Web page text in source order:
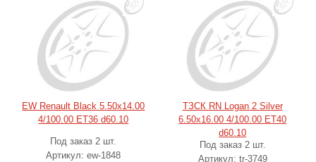
EW Renault Black 5.50x14.00
4/100.00 ET36 d60.10
Под заказ 2 шт.
Артикул: ew-1848
ТЗСК RN Logan 2 Silver
6.50x16.00 4/100.00 ET40
d60.10
Под заказ 2 шт.
Артикул: tr-3749